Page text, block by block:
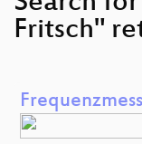
Fritsch"